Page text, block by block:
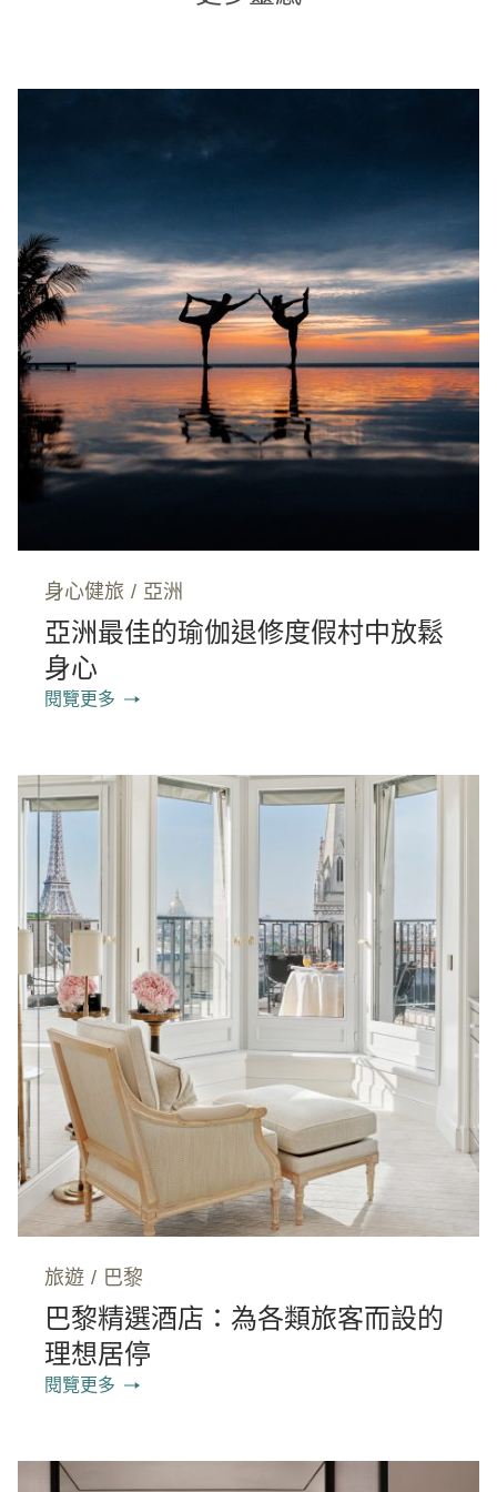
身心健旅 / 亞洲
亞洲最佳的瑜伽退修度假村中放鬆
身心
閱覽更多
旅遊 / 巴黎
巴黎精選酒店：為各類旅客而設的
理想居停
閱覽更多